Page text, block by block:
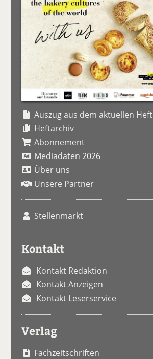
Auszug aus dem aktuellen Heft
Heftarchiv
Abonnement
Mediadaten 2026
Über uns
Unsere Partner
Stellenmarkt
Kontakt
Kontakt Redaktion
Kontakt Anzeigen
Kontakt Leserservice
Verlag
Fachzeitschriften